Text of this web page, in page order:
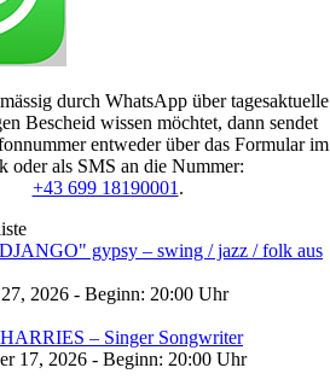
durch WhatsApp über tagesaktuelle
Bescheid wissen möchtet, dann sendet
entweder über das Formular im
oder als SMS an die Nummer:
+43 699 18190001 .
gypsy – swing / jazz / folk aus
2026 - Beginn: 20:00 Uhr
– Singer Songwriter
17, 2026 - Beginn: 20:00 Uhr